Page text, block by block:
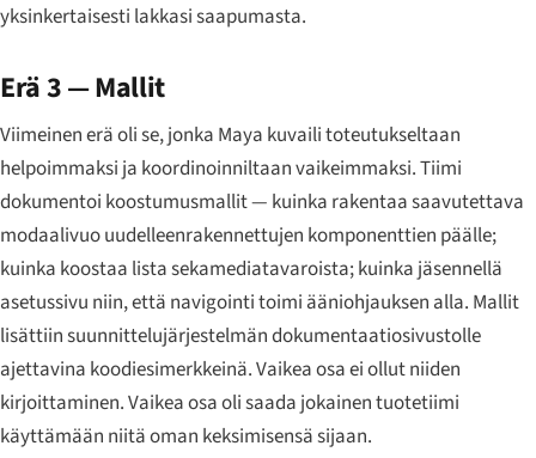
yksinkertaisesti lakkasi saapumasta.
Erä 3 — Mallit
Viimeinen erä oli se, jonka Maya kuvaili toteutukseltaan
helpoimmaksi ja koordinoinniltaan vaikeimmaksi. Tiimi
dokumentoi koostumusmallit — kuinka rakentaa saavutettava
modaalivuo uudelleenrakennettujen komponenttien päälle;
kuinka koostaa lista sekamediatavaroista; kuinka jäsennellä
asetussivu niin, että navigointi toimi ääniohjauksen alla. Mallit
lisättiin suunnittelujärjestelmän dokumentaatiosivustolle
ajettavina koodiesimerkkeinä. Vaikea osa ei ollut niiden
kirjoittaminen. Vaikea osa oli saada jokainen tuotetiimi
käyttämään niitä oman keksimisensä sijaan.